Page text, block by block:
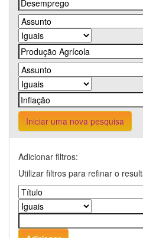
Iniciar uma nova pesquisa
Adicionar filtros:
Utilizar filtros para refinar o